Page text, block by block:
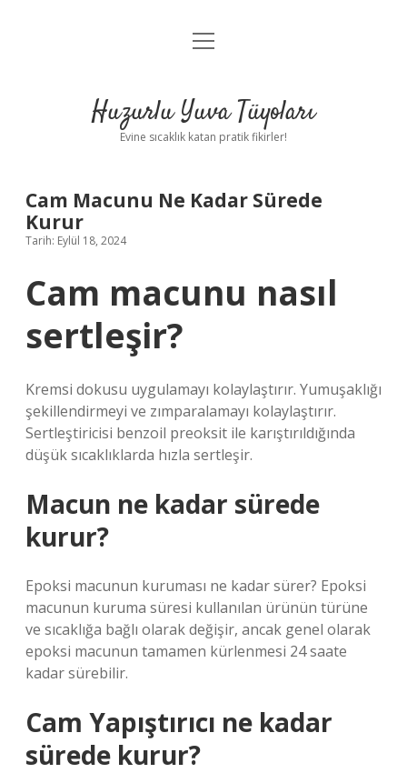
Anasayfa
Yasal Uyarı
menüyü
Huzurlu Yuva Tüyoları
Evine sıcaklık katan pratik fikirler!
Cam Macunu Ne Kadar Sürede
Kurur
Tarih: Eylül 18, 2024
Cam macunu nasıl
sertleşir?
Kremsi dokusu uygulamayı kolaylaştırır. Yumuşaklığı
şekillendirmeyi ve zımparalamayı kolaylaştırır.
Sertleştiricisi benzoil preoksit ile karıştırıldığında
düşük sıcaklıklarda hızla sertleşir.
Macun ne kadar sürede
kurur?
Epoksi macunun kuruması ne kadar sürer? Epoksi
macunun kuruma süresi kullanılan ürünün türüne
ve sıcaklığa bağlı olarak değişir, ancak genel olarak
epoksi macunun tamamen kürlenmesi 24 saate
kadar sürebilir.
Cam Yapıştırıcı ne kadar
sürede kurur?